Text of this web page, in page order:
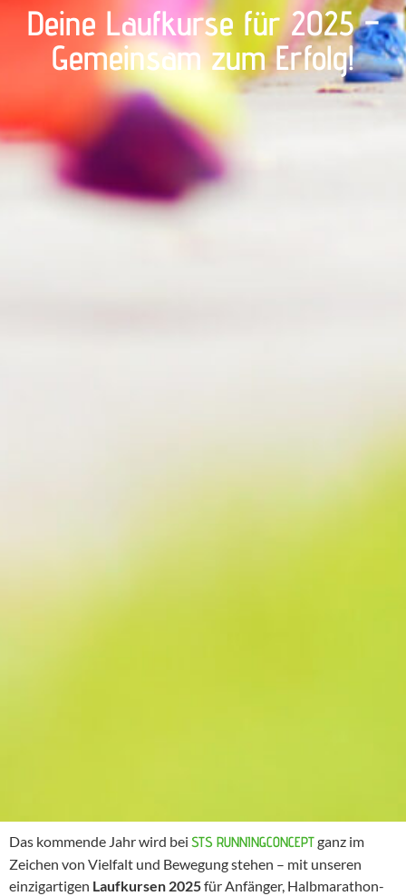
Deine Laufkurse für 2025 –
Gemeinsam zum Erfolg!
Das kommende Jahr wird bei STS RUNNINGCONCEPTganz im
Zeichen von Vielfalt und Bewegung stehen – mit unseren
einzigartigen Laufkursen 2025für Anfänger, Halbmarathon-